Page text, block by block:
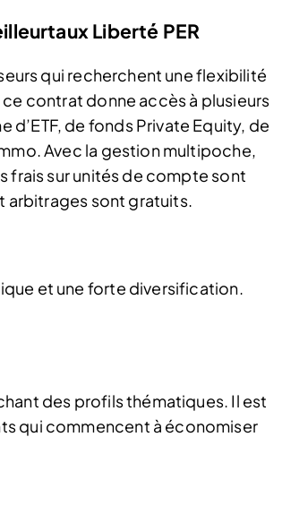
Liberté PER
qui recherchent une flexibilité
contrat donne accès à plusieurs
de fonds Private Equity, de
Avec la gestion multipoche,
frais sur unités de compte sont
arbitrages sont gratuits.
et une forte diversification.
des profils thématiques. Il est
qui commencent à économiser